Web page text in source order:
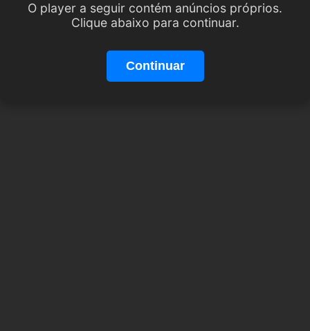
O player a seguir contém anúncios próprios.
Clique abaixo para continuar.
Continuar